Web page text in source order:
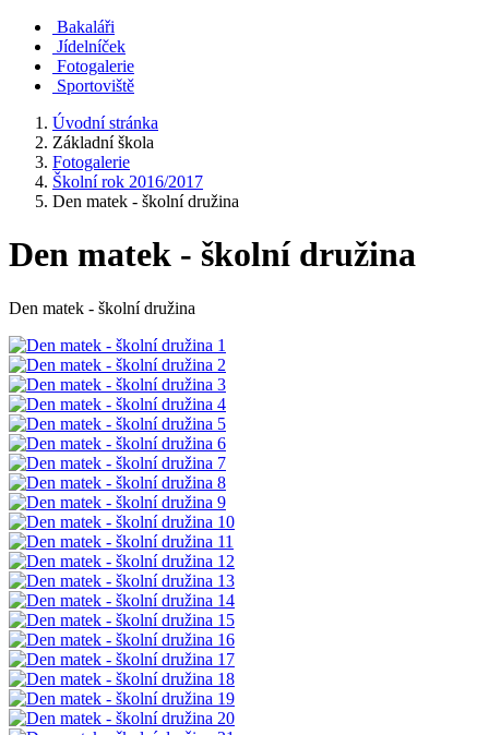
Bakaláři
Jídelníček
Fotogalerie
Sportoviště
Úvodní stránka
Základní škola
Fotogalerie
Školní rok 2016/2017
Den matek - školní družina
Den matek - školní družina
Den matek - školní družina